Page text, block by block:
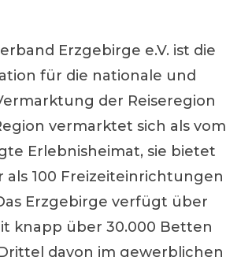
Erzgebirge e.V. ist die
für die nationale und
der Reiseregion
vermarktet sich als vom
Erlebnisheimat, sie bietet
als 100 Freizeiteinrichtungen
Erzgebirge verfügt über
knapp über 30.000 Betten
davon im gewerblichen